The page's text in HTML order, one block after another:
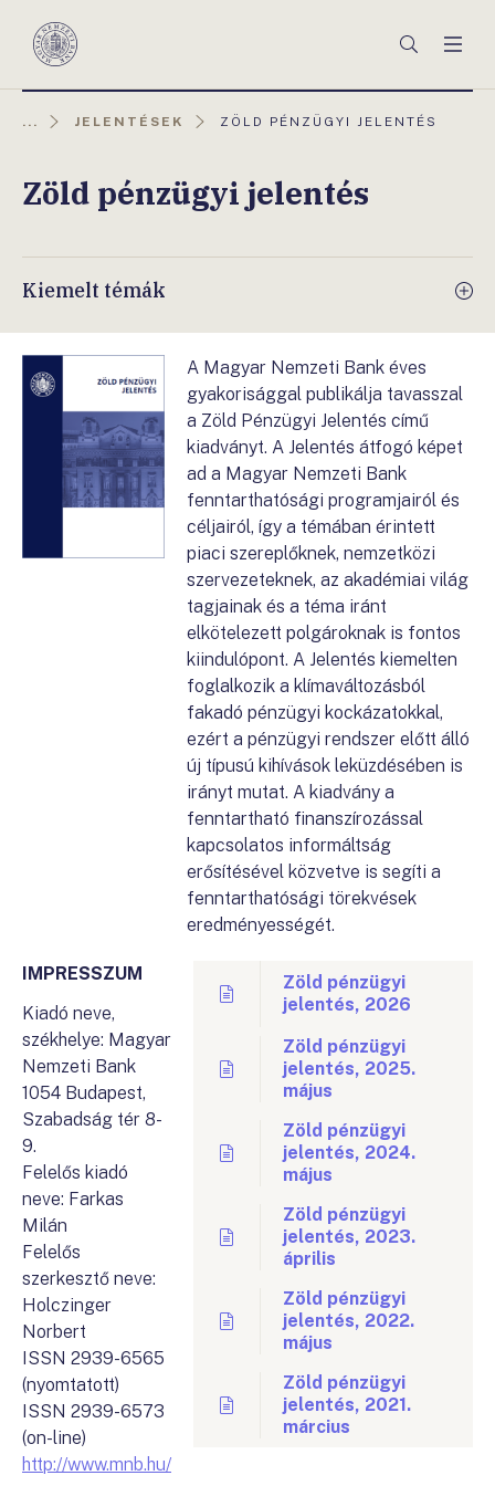
Magyar
Keresés
... JELENTÉSEK
AKTUÁLIS
ZÖLD PÉNZÜGYI JELENTÉS
Zöld pénzügyi jelentés
Kiemelt témák
A Magyar Nemzeti Bank éves
gyakorisággal publikálja tavasszal
a Zöld Pénzügyi Jelentés című
kiadványt. A Jelentés átfogó képet
ad a Magyar Nemzeti Bank
fenntarthatósági programjairól és
céljairól, így a témában érintett
piaci szereplőknek, nemzetközi
szervezeteknek, az akadémiai világ
tagjainak és a téma iránt
elkötelezett polgároknak is fontos
kiindulópont. A Jelentés kiemelten
foglalkozik a klímaváltozásból
fakadó pénzügyi kockázatokkal,
ezért a pénzügyi rendszer előtt álló
új típusú kihívások leküzdésében is
irányt mutat. A kiadvány a
fenntartható finanszírozással
kapcsolatos informáltság
erősítésével közvetve is segíti a
fenntarthatósági törekvések
eredményességét.
IMPRESSZUM
Kiadó neve,
székhelye: Magyar
Nemzeti Bank
1054 Budapest,
Szabadság tér 8-
9.
Felelős kiadó
neve: Farkas
Milán
Felelős
szerkesztő neve:
Holczinger
Norbert
ISSN 2939-6565
(nyomtatott)
ISSN 2939-6573
(on-line)
http://www.mnb.hu/
Zöld pénzügyi
jelentés, 2026
Zöld pénzügyi
jelentés, 2025.
május
Zöld pénzügyi
jelentés, 2024.
május
Zöld pénzügyi
jelentés, 2023.
április
Zöld pénzügyi
jelentés, 2022.
május
Zöld pénzügyi
jelentés, 2021.
március